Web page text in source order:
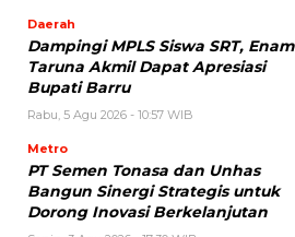
Daerah
Dampingi MPLS Siswa SRT, Enam
Taruna Akmil Dapat Apresiasi
Bupati Barru
Rabu, 5 Agu 2026 - 10:57 WIB
Metro
PT Semen Tonasa dan Unhas
Bangun Sinergi Strategis untuk
Dorong Inovasi Berkelanjutan